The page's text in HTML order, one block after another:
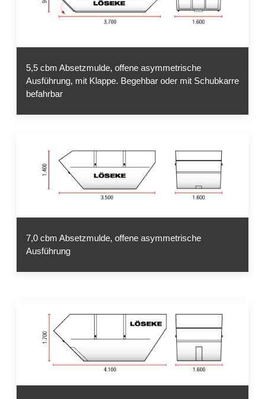
5,5 cbm Absetzmulde, offene asymmetrische
Ausführung, mit Klappe. Begehbar oder mit Schubkarre
befahrbar
7,0 cbm Absetzmulde, offene asymmetrische
Ausführung